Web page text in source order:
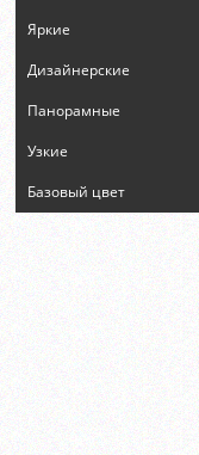
Яркие
Дизайнерские
Панорамные
Узкие
Базовый цвет